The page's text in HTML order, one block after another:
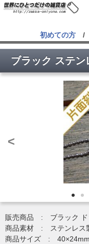
初めての方 /
ブラック ステ
<
販売商品 : ブラック ド
商品素材 : ステンレス
商品サイズ : 40×24mm